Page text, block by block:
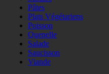
Pâtes
Plats Végétariens
Poisson
Quenelle
Salade
Saucisson
Viande